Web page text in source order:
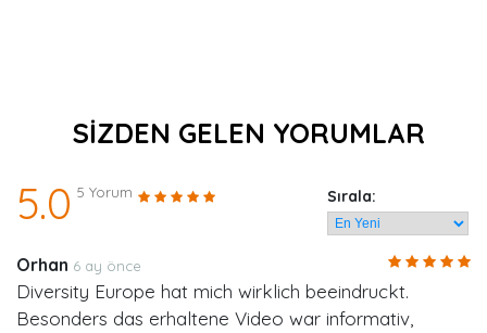
SİZDEN GELEN YORUMLAR
5.0 5 Yorum Sırala:
Orhan 6 ay önce
Diversity Europe hat mich wirklich beeindruckt.
Besonders das erhaltene Video war informativ,